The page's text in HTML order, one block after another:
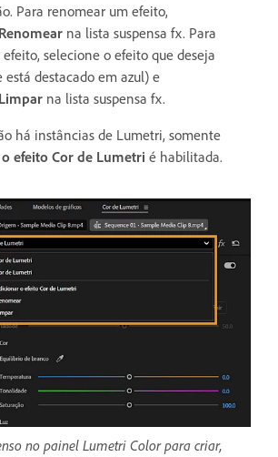
Para renomear um efeito,
Renomear na lista suspensa fx. Para
selecione o efeito que deseja
está destacado em azul) e
Limpar na lista suspensa fx.
há instâncias de Lumetri, somente
efeito Cor de Lumetri é habilitada.
no painel Lumetri Color para criar,